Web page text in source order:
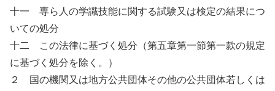
十一 専ら人の学識技能に関する試験又は検定の結果につ
いての処分
十二 この法律に基づく処分（第五章第一節第一款の規定
に基づく処分を除く。）
２ 国の機関又は地方公共団体その他の公共団体若しくは